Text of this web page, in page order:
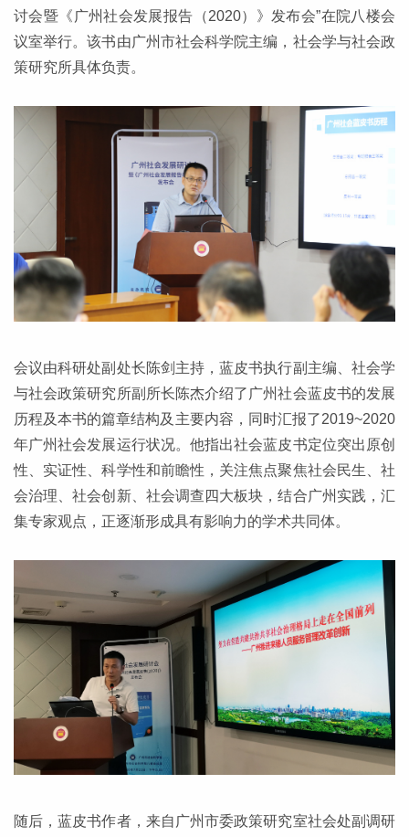
讨会暨《广州社会发展报告（2020）》发布会”在院八楼会
议室举行。该书由广州市社会科学院主编，社会学与社会政
策研究所具体负责。
会议由科研处副处长陈剑主持，蓝皮书执行副主编、社会学
与社会政策研究所副所长陈杰介绍了广州社会蓝皮书的发展
历程及本书的篇章结构及主要内容，同时汇报了2019~2020
年广州社会发展运行状况。他指出社会蓝皮书定位突出原创
性、实证性、科学性和前瞻性，关注焦点聚焦社会民生、社
会治理、社会创新、社会调查四大板块，结合广州实践，汇
集专家观点，正逐渐形成具有影响力的学术共同体。
随后，蓝皮书作者，来自广州市委政策研究室社会处副调研